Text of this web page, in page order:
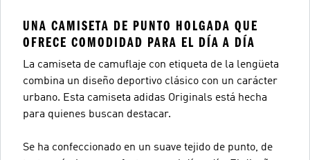
UNA CAMISETA DE PUNTO HOLGADA QUE
OFRECE COMODIDAD PARA EL DÍA A DÍA
La camiseta de camuflaje con etiqueta de la lengüeta
combina un diseño deportivo clásico con un carácter
urbano. Esta camiseta adidas Originals está hecha
para quienes buscan destacar.
Se ha confeccionado en un suave tejido de punto, de